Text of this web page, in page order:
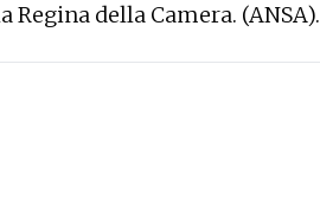
Regina della Camera. (ANSA).